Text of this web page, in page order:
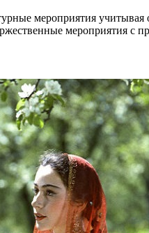
мероприятия
мероприятия с